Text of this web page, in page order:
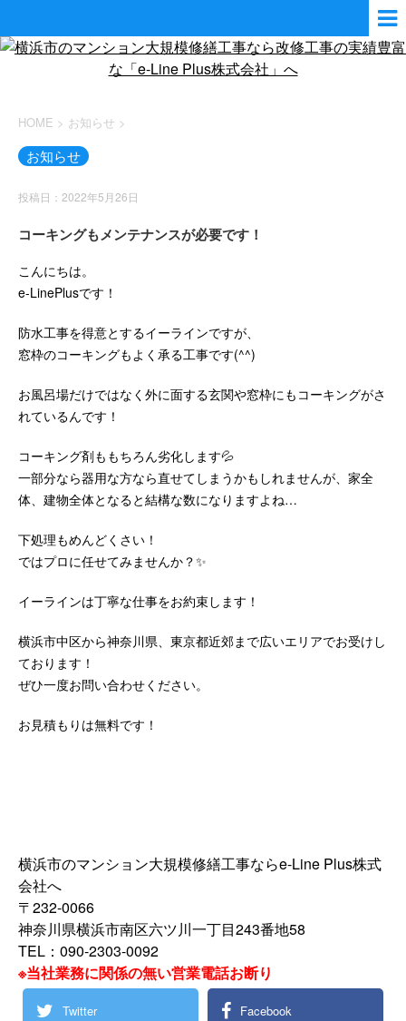
HOME > お知らせ >
お知らせ
投稿日：2022年5月26日
コーキングもメンテナンスが必要です！
こんにちは。
e-LinePlusです！
防水工事を得意とするイーラインですが、
窓枠のコーキングもよく承る工事です(^^)
お風呂場だけではなく外に面する玄関や窓枠にもコーキングがさ
れているんです！
コーキング剤ももちろん劣化します💦
一部分なら器用な方なら直せてしまうかもしれませんが、家全
体、建物全体となると結構な数になりますよね…
下処理もめんどくさい！
ではプロに任せてみませんか？✨
イーラインは丁寧な仕事をお約束します！
横浜市中区から神奈川県、東京都近郊まで広いエリアでお受けし
ております！
ぜひ一度お問い合わせください。
お見積もりは無料です！
横浜市のマンション大規模修繕工事ならe-Line Plus株式
会社へ
〒232-0066
神奈川県横浜市南区六ツ川一丁目243番地58
TEL：090-2303-0092
※当社業務に関係の無い営業電話お断り
Twitter Facebook